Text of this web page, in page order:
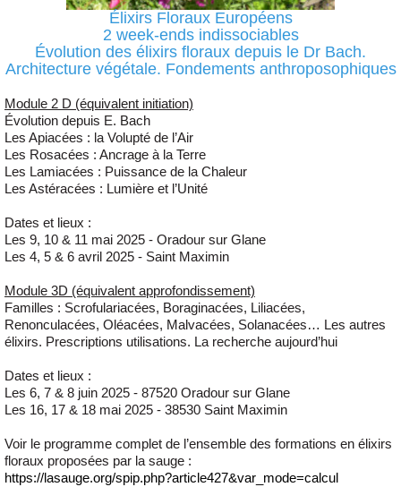
Élixirs Floraux Européens
2 week-ends indissociables
Évolution des élixirs floraux depuis le Dr Bach.
Architecture végétale. Fondements anthroposophiques
Module 2 D (équivalent initiation)
Évolution depuis E. Bach
Les Apiacées : la Volupté de l’Air
Les Rosacées : Ancrage à la Terre
Les Lamiacées : Puissance de la Chaleur
Les Astéracées : Lumière et l’Unité
Dates et lieux :
Les 9, 10 & 11 mai 2025 - Oradour sur Glane
Les 4, 5 & 6 avril 2025 - Saint Maximin
Module 3D (équivalent approfondissement)
Familles : Scrofulariacées, Boraginacées, Liliacées,
Renonculacées, Oléacées, Malvacées, Solanacées… Les autres
élixirs. Prescriptions utilisations. La recherche aujourd’hui
Dates et lieux :
Les 6, 7 & 8 juin 2025 - 87520 Oradour sur Glane
Les 16, 17 & 18 mai 2025 - 38530 Saint Maximin
Voir le programme complet de l’ensemble des formations en élixirs
floraux proposées par la sauge :
https://lasauge.org/spip.php?article427&var_mode=calcul